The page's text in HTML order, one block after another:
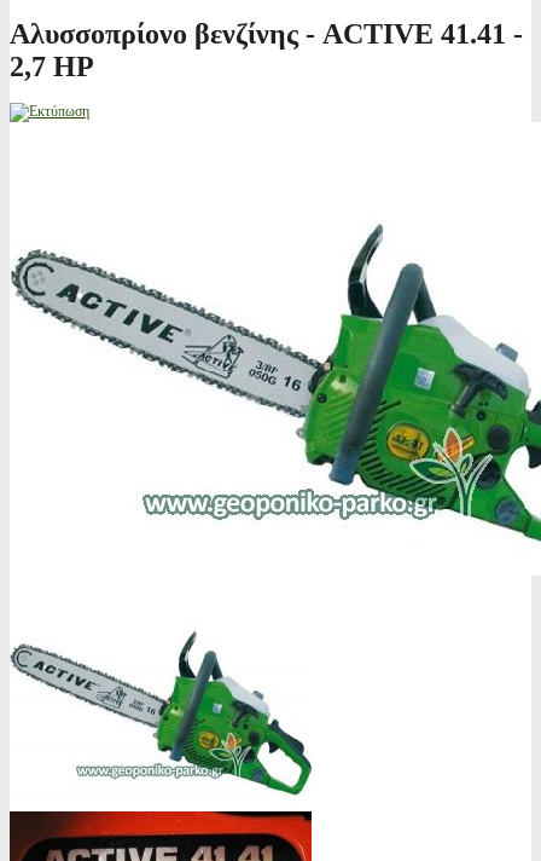
Αλυσσοπρίονο βενζίνης - ACTIVE 41.41 -
2,7 HP